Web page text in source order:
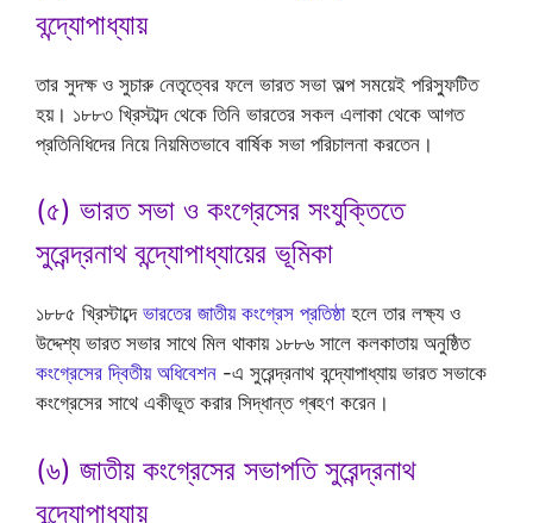
বন্দ্যোপাধ্যায়
তার সুদক্ষ ও সুচারু নেতৃত্বের ফলে ভারত সভা অল্প সময়েই পরিস্ফুটিত
হয়। ১৮৮৩ খ্রিস্টাব্দ থেকে তিনি ভারতের সকল এলাকা থেকে আগত
প্রতিনিধিদের নিয়ে নিয়মিতভাবে বার্ষিক সভা পরিচালনা করতেন।
(৫) ভারত সভা ও কংগ্রেসের সংযুক্তিতে
সুরেন্দ্রনাথ বন্দ্যোপাধ্যায়ের ভূমিকা
১৮৮৫ খ্রিস্টাব্দে ভারতের জাতীয় কংগ্রেস প্রতিষ্ঠাহলে তার লক্ষ্য ও
উদ্দেশ্য ভারত সভার সাথে মিল থাকায় ১৮৮৬ সালে কলকাতায় অনুষ্ঠিত
কংগ্রেসের দ্বিতীয় অধিবেশন -এ সুরেন্দ্রনাথ বন্দ্যোপাধ্যায় ভারত সভাকে
কংগ্রেসের সাথে একীভূত করার সিদ্ধান্ত গ্ৰহণ করেন।
(৬) জাতীয় কংগ্রেসের সভাপতি সুরেন্দ্রনাথ
বন্দ্যোপাধ্যায়